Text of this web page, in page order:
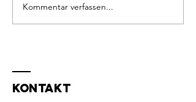
Defekter
Switch und
Kommentar verfassen...
Kontakt